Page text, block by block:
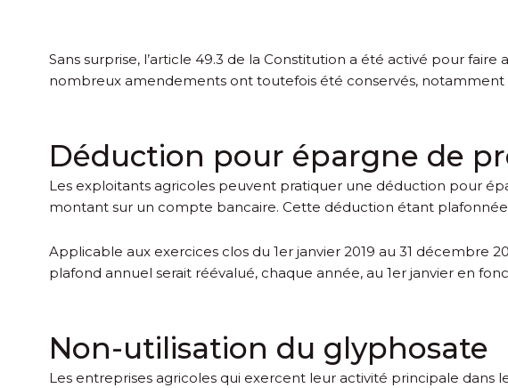
Sans surprise, l’article 49.3 de la Constitution a été activé pour
nombreux amendements ont toutefois été conservés, notamment
Déduction pour épargne de
Les exploitants agricoles peuvent pratiquer une déduction pour
montant sur un compte bancaire. Cette déduction étant
Applicable aux exercices clos du 1er janvier 2019 au 31 décembre
plafond annuel serait réévalué, chaque année, au 1er janvier en
Non-utilisation du glyphosate
Les entreprises agricoles qui exercent leur activité principale dans